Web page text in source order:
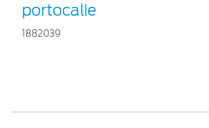
portocalie
1882039